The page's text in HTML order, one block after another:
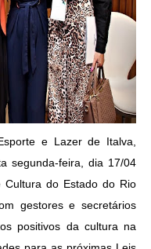
e Lazer de Italva,
segunda-feira, dia 17/04
Cultura do Estado do Rio
gestores e secretários
positivos da cultura na